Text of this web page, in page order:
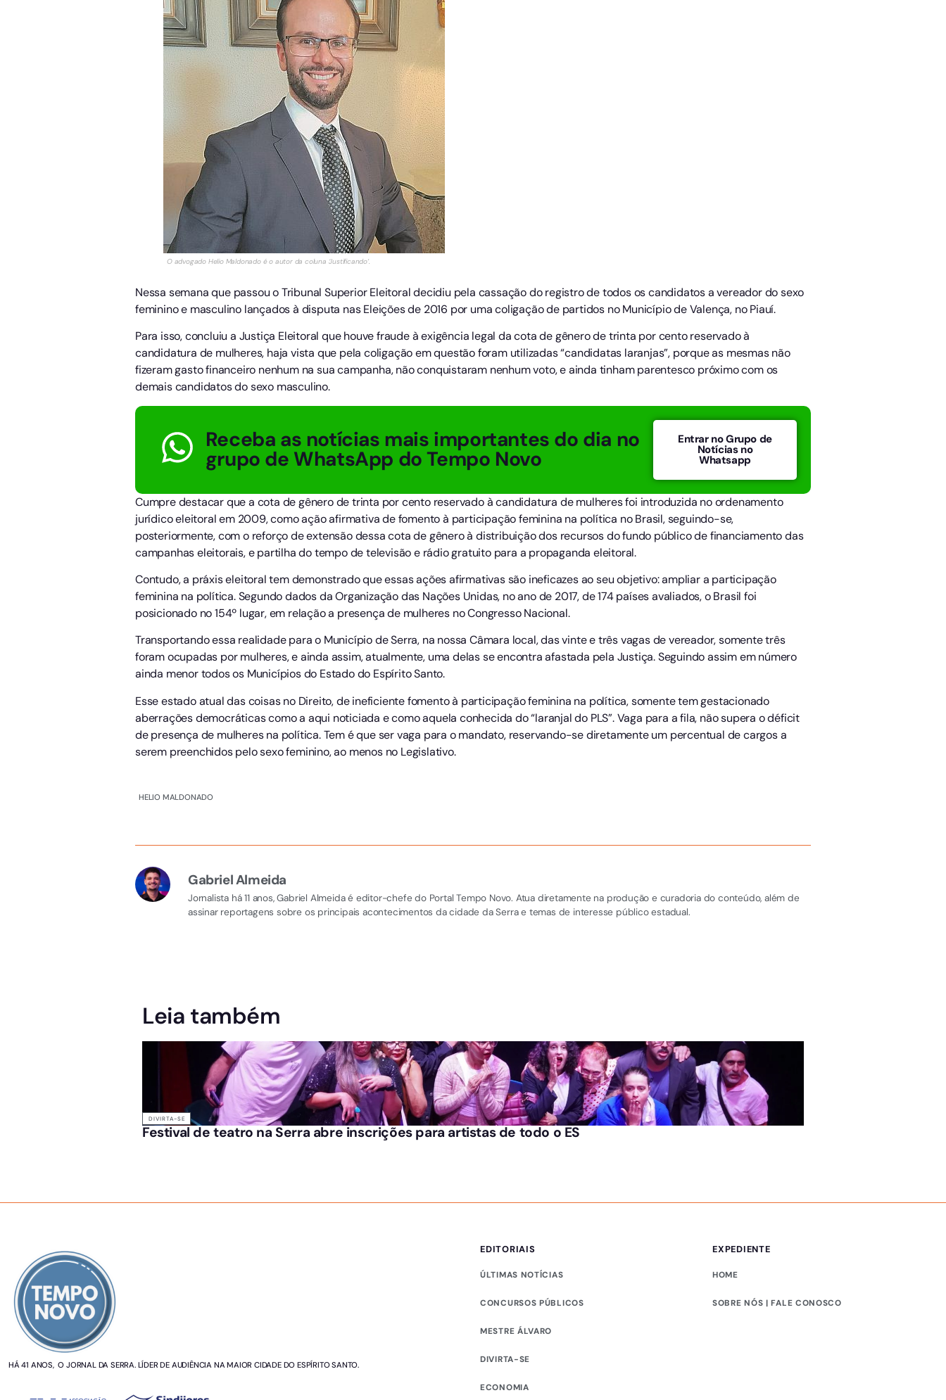
O advogado Helio Maldonado é o autor da coluna ‘Justificando’.
Nessa semana que passou o Tribunal Superior Eleitoral decidiu pela cassação do registro de todos os candidatos a vereador do sexo
feminino e masculino lançados à disputa nas Eleições de 2016 por uma coligação de partidos no Município de Valença, no Piauí.
Para isso, concluiu a Justiça Eleitoral que houve fraude à exigência legal da cota de gênero de trinta por cento reservado à
candidatura de mulheres, haja vista que pela coligação em questão foram utilizadas “candidatas laranjas”, porque as mesmas não
fizeram gasto financeiro nenhum na sua campanha, não conquistaram nenhum voto, e ainda tinham parentesco próximo com os
demais candidatos do sexo masculino.
Receba as notícias mais importantes do dia no
grupo de WhatsApp do Tempo Novo
Entrar no Grupo de
Notícias no
Whatsapp
Cumpre destacar que a cota de gênero de trinta por cento reservado à candidatura de mulheres foi introduzida no ordenamento
jurídico eleitoral em 2009, como ação afirmativa de fomento à participação feminina na política no Brasil, seguindo-se,
posteriormente, com o reforço de extensão dessa cota de gênero à distribuição dos recursos do fundo público de financiamento das
campanhas eleitorais, e partilha do tempo de televisão e rádio gratuito para a propaganda eleitoral.
Contudo, a práxis eleitoral tem demonstrado que essas ações afirmativas são ineficazes ao seu objetivo: ampliar a participação
feminina na política. Segundo dados da Organização das Nações Unidas, no ano de 2017, de 174 países avaliados, o Brasil foi
posicionado no 154º lugar, em relação a presença de mulheres no Congresso Nacional.
Transportando essa realidade para o Município de Serra, na nossa Câmara local, das vinte e três vagas de vereador, somente três
foram ocupadas por mulheres, e ainda assim, atualmente, uma delas se encontra afastada pela Justiça. Seguindo assim em número
ainda menor todos os Municípios do Estado do Espírito Santo.
Esse estado atual das coisas no Direito, de ineficiente fomento à participação feminina na política, somente tem gestacionado
aberrações democráticas como a aqui noticiada e como aquela conhecida do “laranjal do PLS”. Vaga para a fila, não supera o déficit
de presença de mulheres na política. Tem é que ser vaga para o mandato, reservando-se diretamente um percentual de cargos a
serem preenchidos pelo sexo feminino, ao menos no Legislativo.
HELIO MALDONADO
Gabriel Almeida
Jornalista há 11 anos, Gabriel Almeida é editor-chefe do Portal Tempo Novo. Atua diretamente na produção e curadoria do conteúdo, além de
assinar reportagens sobre os principais acontecimentos da cidade da Serra e temas de interesse público estadual.
Leia também
DIVIRTA-SE
Festival de teatro na Serra abre inscrições para artistas de todo o ES
HÁ 41 ANOS, O JORNAL DA SERRA. LÍDER DE AUDIÊNCIA NA MAIOR CIDADE DO ESPÍRITO SANTO.
EDITORIAIS
ÚLTIMAS NOTÍCIAS
CONCURSOS PÚBLICOS
MESTRE ÁLVARO
DIVIRTA-SE
ECONOMIA
EXPEDIENTE
HOME
SOBRE NÓS | FALE CONOSCO